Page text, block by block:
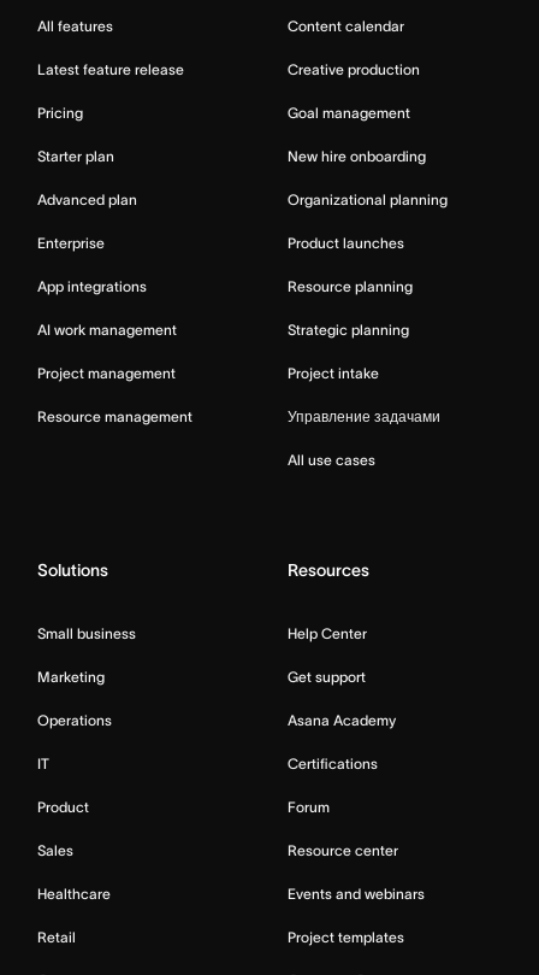
All features
Latest feature release
Pricing
Starter plan
Advanced plan
Enterprise
App integrations
AI work management
Project management
Resource management
Content calendar
Creative production
Goal management
New hire onboarding
Organizational planning
Product launches
Resource planning
Strategic planning
Project intake
Управление задачами
All use cases
Solutions
Small business
Marketing
Operations
IT
Product
Sales
Healthcare
Retail
Resources
Help Center
Get support
Asana Academy
Certifications
Forum
Resource center
Events and webinars
Project templates